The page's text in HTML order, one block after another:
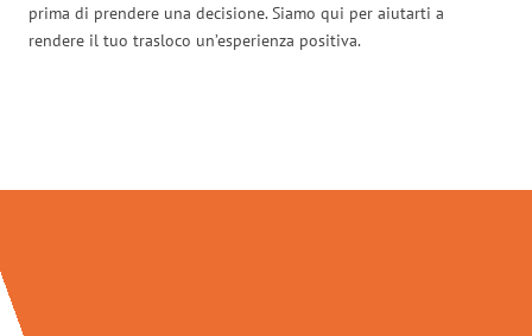
prima di prendere una decisione. Siamo qui per aiutarti a
rendere il tuo trasloco un’esperienza positiva.